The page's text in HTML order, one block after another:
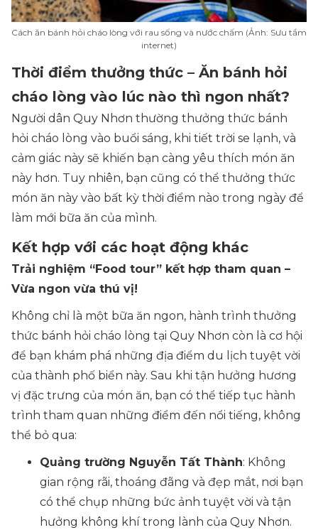
Cách ăn bánh hỏi cháo lòng với rau sống và nước chấm (Ảnh: Sưu tầm
internet)
Thời điểm thưởng thức – Ăn bánh hỏi
cháo lòng vào lúc nào thì ngon nhất?
Người dân Quy Nhơn thường thưởng thức bánh
hỏi cháo lòng vào buổi sáng, khi tiết trời se lạnh, và
cảm giác này sẽ khiến bạn càng yêu thích món ăn
này hơn. Tuy nhiên, bạn cũng có thể thưởng thức
món ăn này vào bất kỳ thời điểm nào trong ngày để
làm mới bữa ăn của mình.
Kết hợp với các hoạt động khác
Trải nghiệm “Food tour” kết hợp tham quan –
Vừa ngon vừa thú vị!
Không chỉ là một bữa ăn ngon, hành trình thưởng
thức bánh hỏi cháo lòng tại Quy Nhơn còn là cơ hội
để bạn khám phá những địa điểm du lịch tuyệt vời
của thành phố biển này. Sau khi tận hưởng hương
vị đặc trưng của món ăn, bạn có thể tiếp tục hành
trình tham quan những điểm đến nổi tiếng, không
thể bỏ qua:
Quảng trường Nguyễn Tất Thành: Không
gian rộng rãi, thoáng đãng và đẹp mắt, nơi bạn
có thể chụp những bức ảnh tuyệt vời và tận
hưởng không khí trong lành của Quy Nhơn.